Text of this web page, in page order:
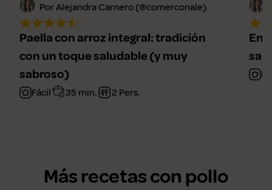
Por Alejandra Carnero (@comerconale)
Paella con arroz integral: tradición
con un toque saludable (y muy
sabroso)
Fácil 35 min. 2 Pers.
Más recetas con pollo